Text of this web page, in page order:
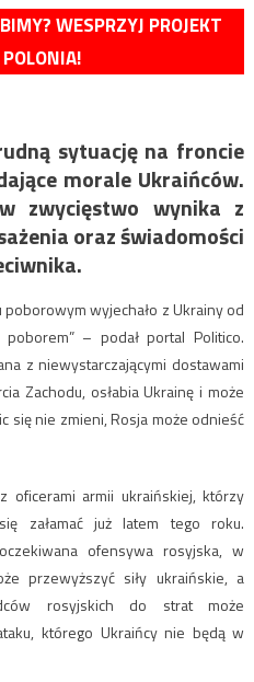
WESPRZYJ PROJEKT
sytuację na froncie
morale Ukraińców.
zwycięstwo wynika z
oraz świadomości
wyjechało z Ukrainy od
– podał portal Politico.
z niewystarczającymi dostawami
Zachodu, osłabia Ukrainę i może
się nie zmieni, Rosja może odnieść
oficerami armii ukraińskiej, którzy
załamać już latem tego roku.
ofensywa rosyjska, w
przewyższyć siły ukraińskie, a
rosyjskich do strat może
którego Ukraińcy nie będą w